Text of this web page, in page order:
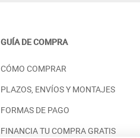
DISEÑO NÓRDICO CON 4
PRECIO DESDE: 1.198,00 €
GUÍA DE COMPRA
CÓMO COMPRAR
PLAZOS, ENVÍOS Y MONTAJES
FORMAS DE PAGO
FINANCIA TU COMPRA GRATIS